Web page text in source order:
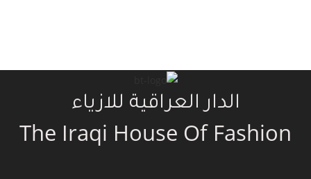
الدار العراقية للازياء
The Iraqi House Of Fashion